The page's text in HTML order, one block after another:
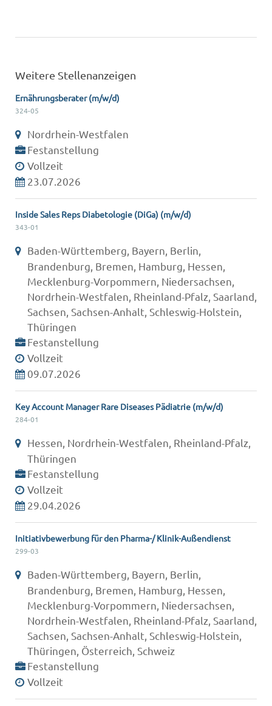
Weitere Stellenanzeigen
Ernährungsberater (m/w/d)
324-05
Nordrhein-Westfalen
Festanstellung
Vollzeit
23.07.2026
Inside Sales Reps Diabetologie (DiGa) (m/w/d)
343-01
Baden-Württemberg, Bayern, Berlin,
Brandenburg, Bremen, Hamburg, Hessen,
Mecklenburg-Vorpommern, Niedersachsen,
Nordrhein-Westfalen, Rheinland-Pfalz, Saarland,
Sachsen, Sachsen-Anhalt, Schleswig-Holstein,
Thüringen
Festanstellung
Vollzeit
09.07.2026
Key Account Manager Rare Diseases Pädiatrie (m/w/d)
284-01
Hessen, Nordrhein-Westfalen, Rheinland-Pfalz,
Thüringen
Festanstellung
Vollzeit
29.04.2026
Initiativbewerbung für den Pharma-/ Klinik-Außendienst
299-03
Baden-Württemberg, Bayern, Berlin,
Brandenburg, Bremen, Hamburg, Hessen,
Mecklenburg-Vorpommern, Niedersachsen,
Nordrhein-Westfalen, Rheinland-Pfalz, Saarland,
Sachsen, Sachsen-Anhalt, Schleswig-Holstein,
Thüringen, Österreich, Schweiz
Festanstellung
Vollzeit